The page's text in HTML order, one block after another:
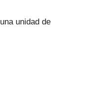
unidad de